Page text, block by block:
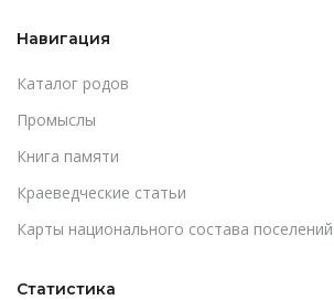
Навигация
Каталог родов
Промыслы
Книга памяти
Краеведческие статьи
Карты национального состава поселений
Статистика